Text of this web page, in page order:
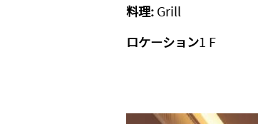
料理: Grill
ロケーション1 F